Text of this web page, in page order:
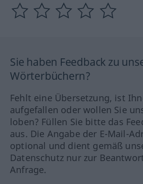
Sie haben Feedback zu
Wörterbüchern?
Fehlt eine Übersetzung, ist
aufgefallen oder wollen Sie
loben? Füllen Sie bitte das
aus. Die Angabe der E-Mail-
optional und dient gemäß
Datenschutz nur zur
Anfrage.